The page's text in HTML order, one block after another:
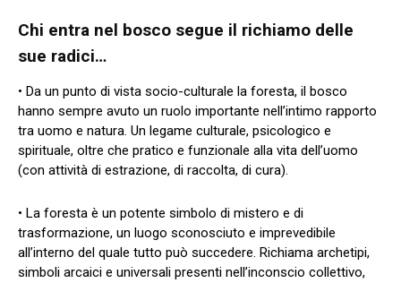
Chi entra nel bosco segue il richiamo delle
sue radici…
• Da un punto di vista socio-culturale la foresta, il bosco
hanno sempre avuto un ruolo importante nell’intimo rapporto
tra uomo e natura. Un legame culturale, psicologico e
spirituale, oltre che pratico e funzionale alla vita dell’uomo
(con attività di estrazione, di raccolta, di cura).
• La foresta è un potente simbolo di mistero e di
trasformazione, un luogo sconosciuto e imprevedibile
all’interno del quale tutto può succedere. Richiama archetipi,
simboli arcaici e universali presenti nell’inconscio collettivo,